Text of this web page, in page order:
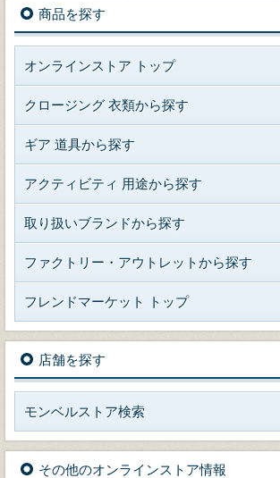
商品を探す
オンラインストア トップ
クロージング 衣類から探す
ギア 道具から探す
アクティビティ 用途から探す
取り扱いブランドから探す
ファクトリー・アウトレットから探す
フレンドマーケット トップ
店舗を探す
モンベルストア検索
その他のオンラインストア情報